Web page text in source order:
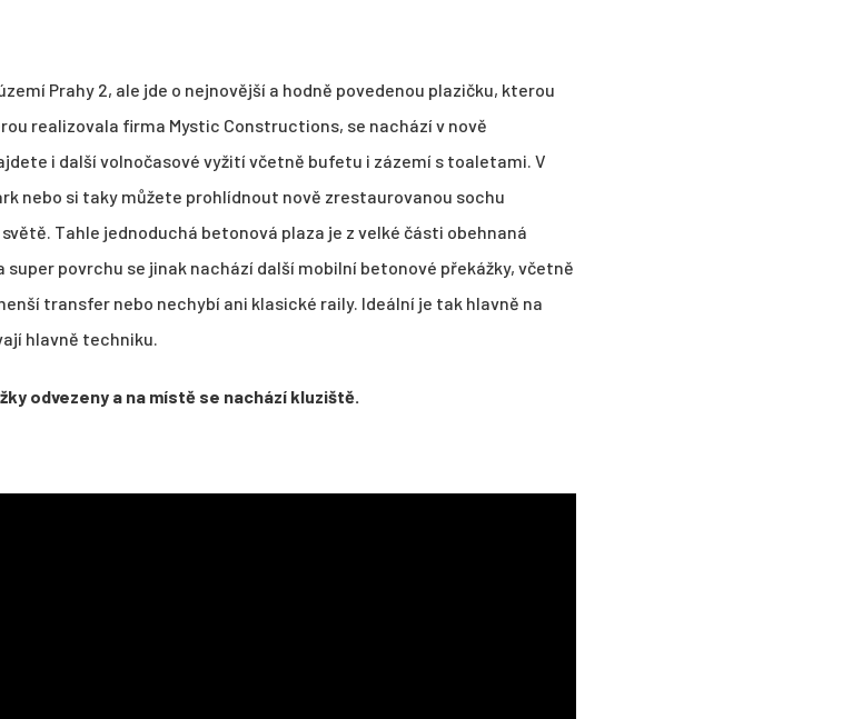
Prahy 2, ale jde o nejnovější a hodně povedenou plazičku, kterou
realizovala firma Mystic Constructions, se nachází v nově
i další volnočasové vyžití včetně bufetu i zázemí s toaletami. V
nebo si taky můžete prohlídnout nově zrestaurovanou sochu
Tahle jednoduchá betonová plaza je z velké části obehnaná
povrchu se jinak nachází další mobilní betonové překážky, včetně
transfer nebo nechybí ani klasické raily. Ideální je tak hlavně na
hlavně techniku.
odvezeny a na místě se nachází kluziště.